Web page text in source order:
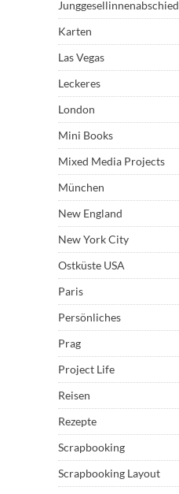
Junggesellinnenabschied
Karten
Las Vegas
Leckeres
London
Mini Books
Mixed Media Projects
München
New England
New York City
Ostküste USA
Paris
Persönliches
Prag
Project Life
Reisen
Rezepte
Scrapbooking
Scrapbooking Layout